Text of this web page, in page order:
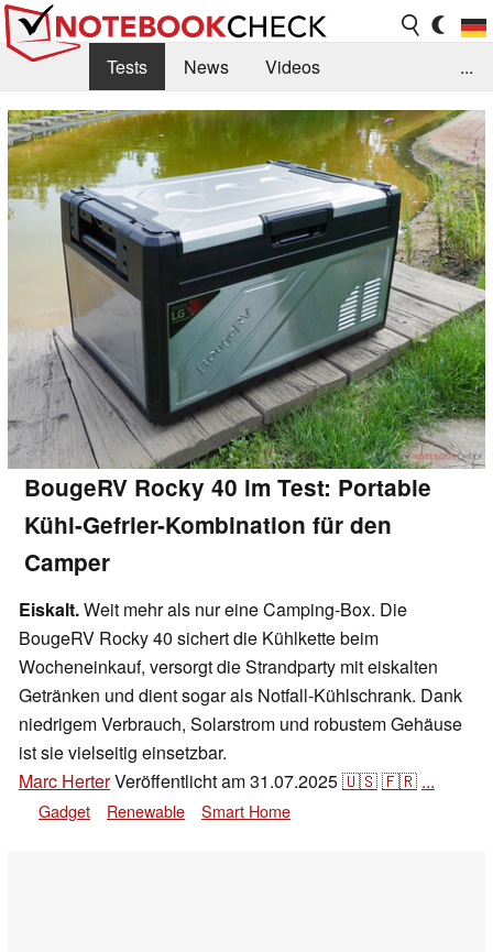
Tests News
Videos
Benchmarks & Tech
Externe Tests
Kaufberatung
Deals Suche
Jobs
Forum
...
BougeRV Rocky 40 im Test: Portable
Kühl-Gefrier-Kombination für den
Camper
Eiskalt.Weit mehr als nur eine Camping-Box. Die
BougeRV Rocky 40 sichert die Kühlkette beim
Wocheneinkauf, versorgt die Strandparty mit eiskalten
Getränken und dient sogar als Notfall-Kühlschrank. Dank
niedrigem Verbrauch, Solarstrom und robustem Gehäuse
ist sie vielseitig einsetzbar.
Marc HerterVeröffentlicht am31.07.2025🇺🇸🇫🇷 ...
Gadget Renewable Smart Home